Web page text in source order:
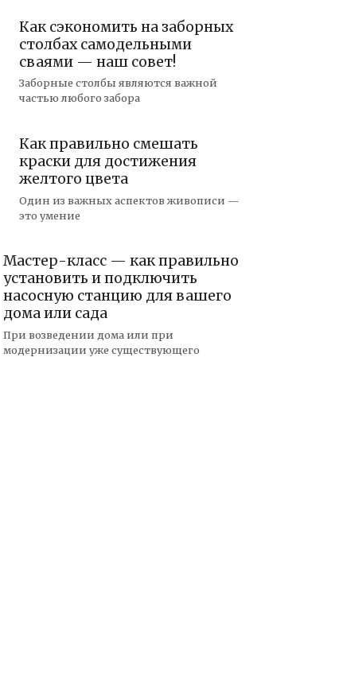
Как сэкономить на заборных
столбах самодельными
сваями — наш совет!
Заборные столбы являются важной
частью любого забора
Как правильно смешать
краски для достижения
желтого цвета
Один из важных аспектов живописи —
это умение
Мастер-класс — как правильно
установить и подключить
насосную станцию для вашего
дома или сада
При возведении дома или при
модернизации уже существующего